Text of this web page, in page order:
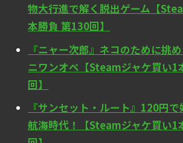
物大行進で解く脱出ゲーム【
本勝負 第130回】
『ニャー次郎』ネコのために挑
ニワンオペ【Steamジャケ買い1
回】
『サンセット・ルート』120円
航海時代！【Steamジャケ買い1